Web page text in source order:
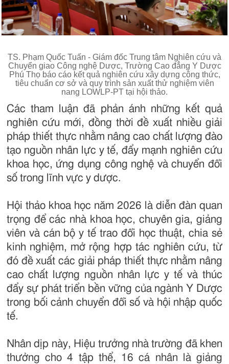
TS. Phạm Quốc Tuấn - Giám đốc Trung tâm Nghiên cứu và
Chuyển giao Công nghệ Dược, Trường Cao đẳng Y Dược
Phú Thọ báo cáo kết quả nghiên cứu xây dựng công thức,
tiêu chuẩn cơ sở và quy trình sản xuất thử nghiệm viên
nang LOWLP-PT tại hội thảo.
Các tham luận đã phản ánh những kết quả
nghiên cứu mới, đồng thời đề xuất nhiều giải
pháp thiết thực nhằm nâng cao chất lượng đào
tạo nguồn nhân lực y tế, đẩy mạnh nghiên cứu
khoa học, ứng dụng công nghệ và chuyển đổi
số trong lĩnh vực y dược.
Hội thảo khoa học năm 2026 là diễn đàn quan
trọng để các nhà khoa học, chuyên gia, giảng
viên và cán bộ y tế trao đổi học thuật, chia sẻ
kinh nghiệm, mở rộng hợp tác nghiên cứu, từ
đó đề xuất các giải pháp thiết thực nhằm nâng
cao chất lượng nguồn nhân lực y tế và thúc
đẩy sự phát triển bền vững của ngành Y Dược
trong bối cảnh chuyển đổi số và hội nhập quốc
tế.
Nhân dịp này, Hiệu trưởng nhà trường đã khen
thưởng cho 4 tập thể, 16 cá nhân là giảng